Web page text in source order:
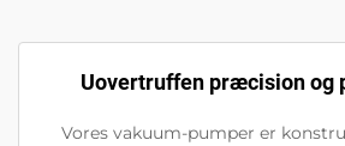
Uovertruffen præcision og
Vores vakuum-pumper er